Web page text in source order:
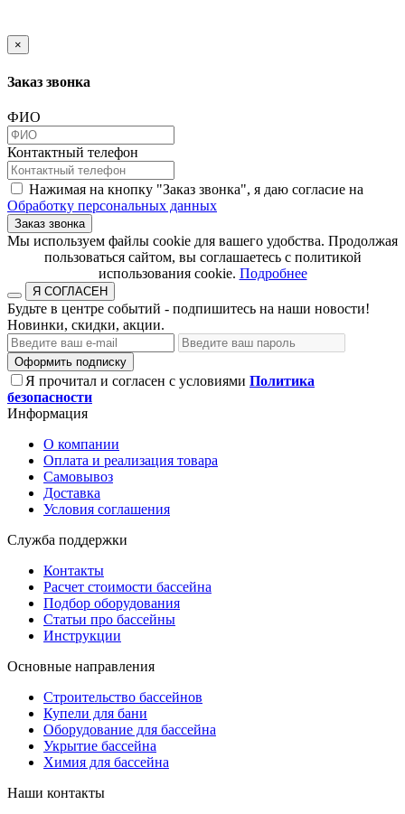
×
Заказ звонка
ФИО
Контактный телефон
Нажимая на кнопку "Заказ звонка", я даю согласие на
Обработку персональных данных
Заказ звонка
​​​​​​​Мы используем файлы cookie для вашего удобства. Продолжая
пользоваться сайтом, вы соглашаетесь с политикой
использования cookie.​​​​​​​ Подробнее
Я СОГЛАСЕН
Будьте в центре событий - подпишитесь на наши новости!
Новинки, скидки, акции.
Оформить подписку
Я прочитал и согласен с условиями Политика
безопасности
Информация
О компании
Оплата и реализация товара
Самовывоз
Доставка
Условия соглашения
Служба поддержки
Контакты
Расчет стоимости бассейна
Подбор оборудования
Статьи про бассейны
Инструкции
Основные направления
Строительство бассейнов
Купели для бани
Оборудование для бассейна
Укрытие бассейна
Химия для бассейна
Наши контакты